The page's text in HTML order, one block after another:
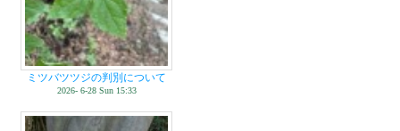
ミツバツツジの判別について
2026- 6-28 Sun 15:33